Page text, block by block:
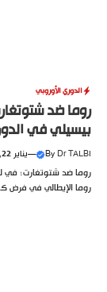
الدوري الأوروبي
بيسيلي في
By Dr TALBI
—يناير 22, 2026
روما ضد شتوتغارت؛ في
روما الإيطالي في